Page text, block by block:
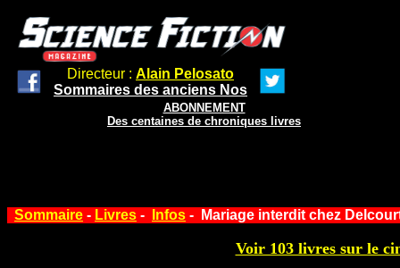
Directeur : Alain Pelosato
Sommaires des anciens Nos
ABONNEMENT
Des centaines de chroniques livres
Sommaire - Livres - Infos - Mariage interdit chez
Voir 103 livres sur le